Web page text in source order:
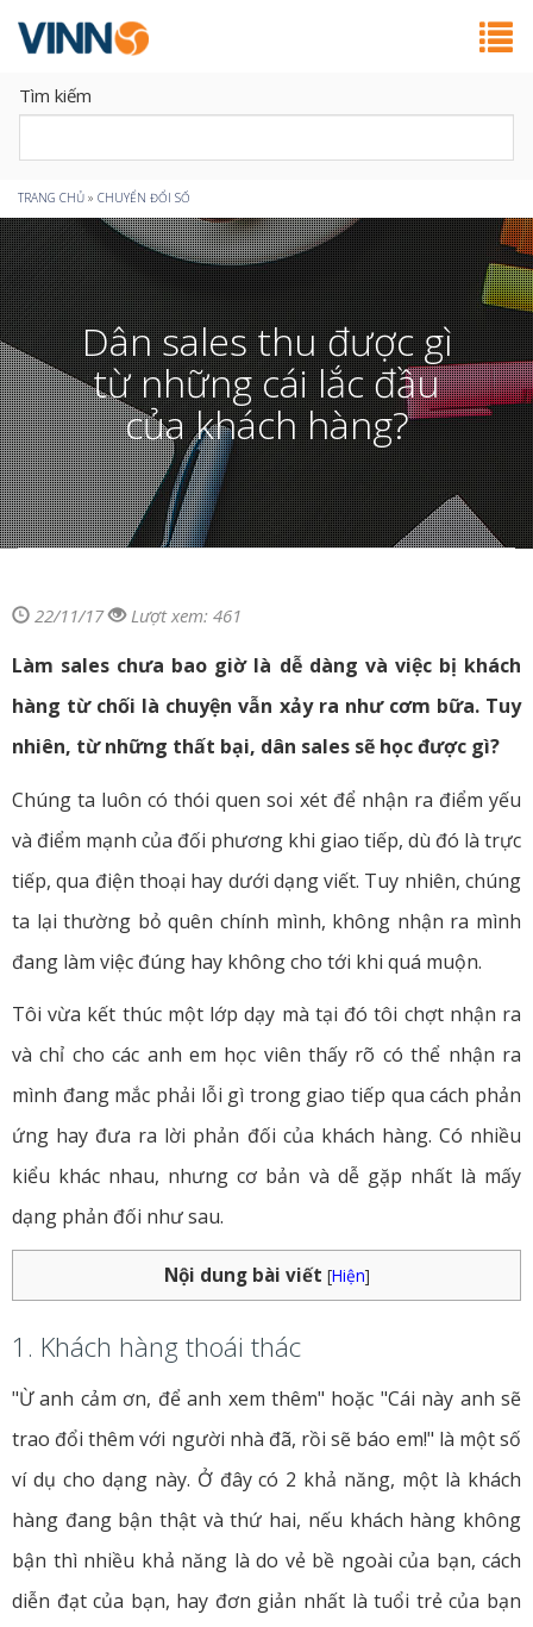
Tìm kiếm
Bạn
đang
ở
đây
TRANG CHỦ » CHUYỂN ĐỔI SỐ
Dân sales thu được gì
từ những cái lắc đầu
của khách hàng?
22/11/17 Lượt xem: 461
Làm sales chưa bao giờ là dễ dàng và việc bị khách
hàng từ chối là chuyện vẫn xảy ra như cơm bữa. Tuy
nhiên, từ những thất bại, dân sales sẽ học được gì?
Chúng ta luôn có thói quen soi xét để nhận ra điểm yếu
và điểm mạnh của đối phương khi giao tiếp, dù đó là trực
tiếp, qua điện thoại hay dưới dạng viết. Tuy nhiên, chúng
ta lại thường bỏ quên chính mình, không nhận ra mình
đang làm việc đúng hay không cho tới khi quá muộn.
Tôi vừa kết thúc một lớp dạy mà tại đó tôi chợt nhận ra
và chỉ cho các anh em học viên thấy rõ có thể nhận ra
mình đang mắc phải lỗi gì trong giao tiếp qua cách phản
ứng hay đưa ra lời phản đối của khách hàng. Có nhiều
kiểu khác nhau, nhưng cơ bản và dễ gặp nhất là mấy
dạng phản đối như sau.
Nội dung bài viết [Hiện]
1. Khách hàng thoái thác
"Ừ anh cảm ơn, để anh xem thêm" hoặc "Cái này anh sẽ
trao đổi thêm với người nhà đã, rồi sẽ báo em!" là một số
ví dụ cho dạng này. Ở đây có 2 khả năng, một là khách
hàng đang bận thật và thứ hai, nếu khách hàng không
bận thì nhiều khả năng là do vẻ bề ngoài của bạn, cách
diễn đạt của bạn, hay đơn giản nhất là tuổi trẻ của bạn